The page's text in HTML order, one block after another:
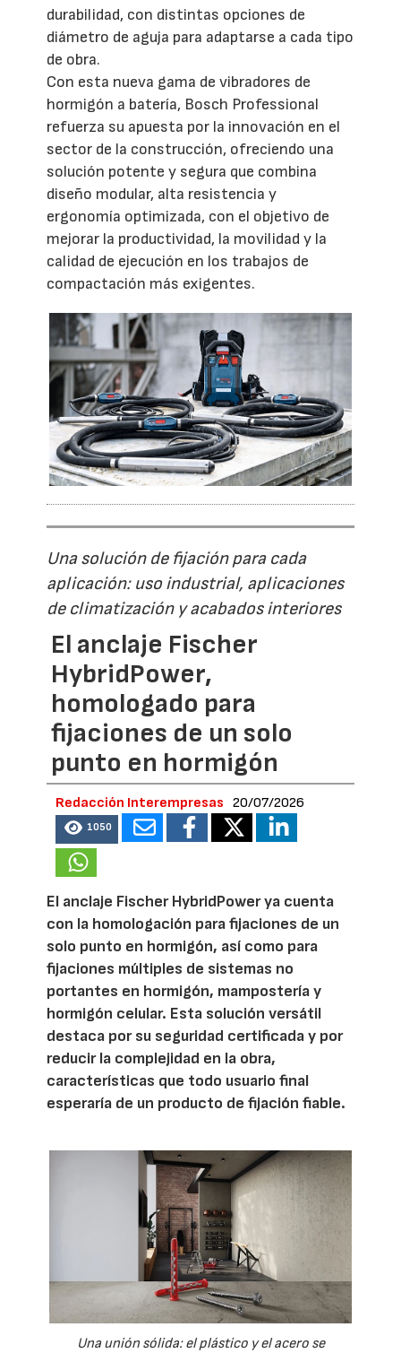
durabilidad, con distintas opciones de
diámetro de aguja para adaptarse a cada tipo
de obra.
Con esta nueva gama de vibradores de
hormigón a batería, Bosch Professional
refuerza su apuesta por la innovación en el
sector de la construcción, ofreciendo una
solución potente y segura que combina
diseño modular, alta resistencia y
ergonomía optimizada, con el objetivo de
mejorar la productividad, la movilidad y la
calidad de ejecución en los trabajos de
compactación más exigentes.
Una solución de fijación para cada
aplicación: uso industrial, aplicaciones
de climatización y acabados interiores
El anclaje Fischer
HybridPower,
homologado para
fijaciones de un solo
punto en hormigón
Redacción Interempresas 20/07/2026
1050
El anclaje Fischer HybridPower ya cuenta
con la homologación para fijaciones de un
solo punto en hormigón, así como para
fijaciones múltiples de sistemas no
portantes en hormigón, mampostería y
hormigón celular. Esta solución versátil
destaca por su seguridad certificada y por
reducir la complejidad en la obra,
características que todo usuario final
esperaría de un producto de fijación fiable.
Una unión sólida: el plástico y el acero se